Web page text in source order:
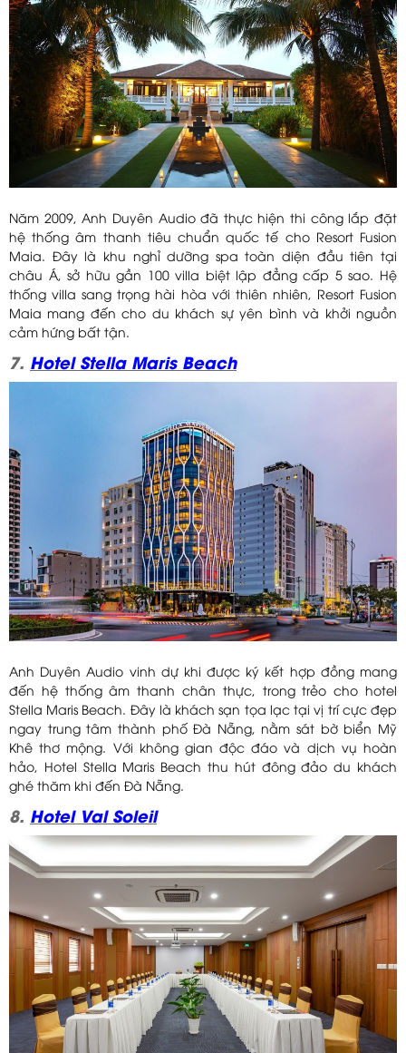
Năm 2009, Anh Duyên Audio đã thực hiện thi công lắp đặt
hệ thống âm thanh tiêu chuẩn quốc tế cho Resort Fusion
Maia. Đây là khu nghỉ dưỡng spa toàn diện đầu tiên tại
châu Á, sở hữu gần 100 villa biệt lập đẳng cấp 5 sao. Hệ
thống villa sang trọng hài hòa với thiên nhiên, Resort Fusion
Maia mang đến cho du khách sự yên bình và khởi nguồn
cảm hứng bất tận.
7. Hotel Stella Maris Beach
Anh Duyên Audio vinh dự khi được ký kết hợp đồng mang
đến hệ thống âm thanh chân thực, trong trẻo cho hotel
Stella Maris Beach. Đây là khách sạn tọa lạc tại vị trí cực đẹp
ngay trung tâm thành phố Đà Nẵng, nằm sát bờ biển Mỹ
Khê thơ mộng. Với không gian độc đáo và dịch vụ hoàn
hảo, Hotel Stella Maris Beach thu hút đông đảo du khách
ghé thăm khi đến Đà Nẵng.
8. Hotel Val Soleil